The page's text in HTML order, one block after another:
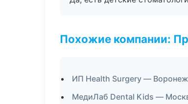
Похожие компании:
ИП Health Surgery — Воронеж
МедиЛаб Dental Kids —